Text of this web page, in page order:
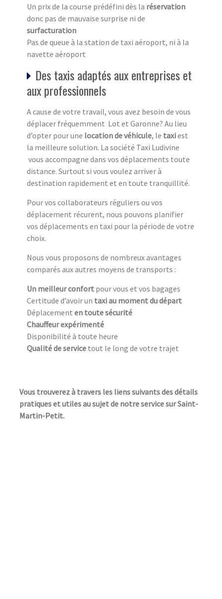
Un prix de la course prédéfini dès la réservation
donc pas de mauvaise surprise ni de
surfacturation
Pas de queue à la station de taxi aéroport, ni à la
navette aéroport
Des taxis adaptés aux entreprises et
aux professionnels
A cause de votre travail, vous avez besoin de vous
déplacer fréquemment Lot et Garonne? Au lieu
d’opter pour une location de véhicule, le taxiest
la meilleure solution. La société Taxi Ludivine
vous accompagne dans vos déplacements toute
distance. Surtout si vous voulez arriver à
destination rapidement et en toute tranquillité.
Pour vos collaborateurs réguliers ou vos
déplacement récurent, nous pouvons planifier
vos déplacements en taxi pour la période de votre
choix.
Nous vous proposons de nombreux avantages
comparés aux autres moyens de transports :
Un meilleur confort pour vous et vos bagages
Certitude d’avoir un taxi au moment du départ
Déplacement en toute sécurité
Chauffeur expérimenté
Disponibilité à toute heure
Qualité de service tout le long de votre trajet
Vous trouverez à travers les liens suivants des détails
pratiques et utiles au sujet de notre service sur Saint-
Martin-Petit.